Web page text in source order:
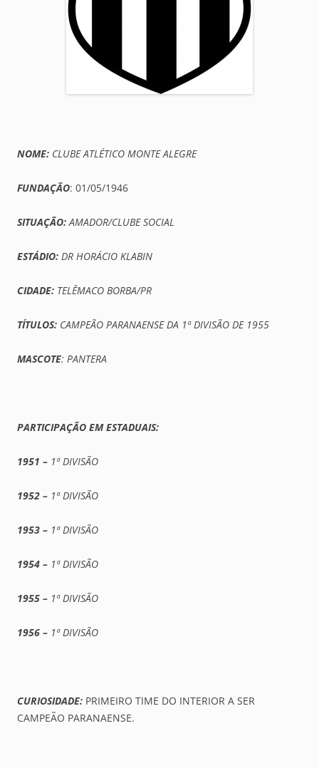
NOME: CLUBE ATLÉTICO MONTE ALEGRE
FUNDAÇÃO: 01/05/1946
SITUAÇÃO:AMADOR/CLUBE SOCIAL
ESTÁDIO: DR HORÁCIO KLABIN
CIDADE: TELÊMACO BORBA/PR
TÍTULOS: CAMPEÃO PARANAENSE DA 1ª DIVISÃO DE 1955
MASCOTE: PANTERA
PARTICIPAÇÃO EM ESTADUAIS:
1951 – 1ª DIVISÃO
1952 – 1ª DIVISÃO
1953 – 1ª DIVISÃO
1954 – 1ª DIVISÃO
1955 – 1ª DIVISÃO
1956 – 1ª DIVISÃO
CURIOSIDADE: PRIMEIRO TIME DO INTERIOR A SER
CAMPEÃO PARANAENSE.